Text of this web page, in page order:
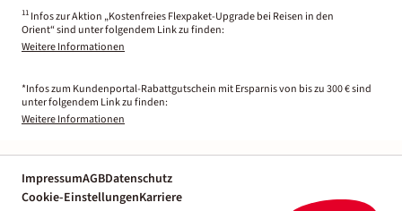
11 Infos zur Aktion „Kostenfreies Flexpaket-Upgrade bei Reisen in den
Orient“ sind unter folgendem Link zu finden:
Weitere Informationen
*Infos zum Kundenportal-Rabattgutschein mit Ersparnis von bis zu 300 € sind
unter folgendem Link zu finden:
Weitere Informationen
ImpressumAGBDatenschutz
Cookie-EinstellungenKarriere